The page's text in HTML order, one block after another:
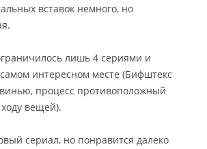
вставок немного, но
лишь 4 сериями и
интересном месте (Бифштекс
процесс противоположный
вещей).
сериал, но понравится далеко